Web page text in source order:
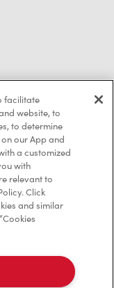
facilitate
website, to
to determine
our App and
a customized
with
relevant to
Click
and similar